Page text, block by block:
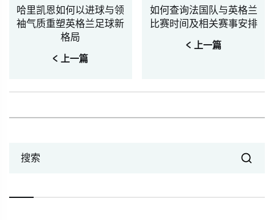
哈里凯恩如何以进球与领
袖气质重塑英格兰足球新
格局
< 上一篇
如何查询法国队与英格兰
比赛时间及相关赛事安排
< 上一篇
搜索